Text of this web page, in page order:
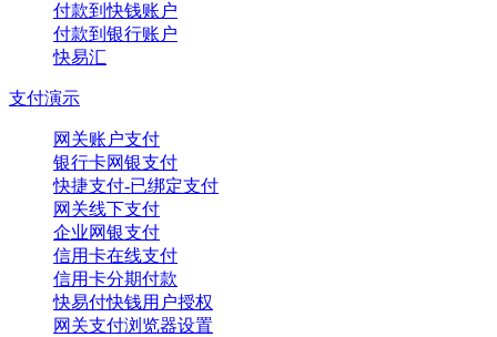
付款到快钱账户
付款到银行账户
快易汇
支付演示
网关账户支付
银行卡网银支付
快捷支付-已绑定支付
网关线下支付
企业网银支付
信用卡在线支付
信用卡分期付款
快易付快钱用户授权
网关支付浏览器设置